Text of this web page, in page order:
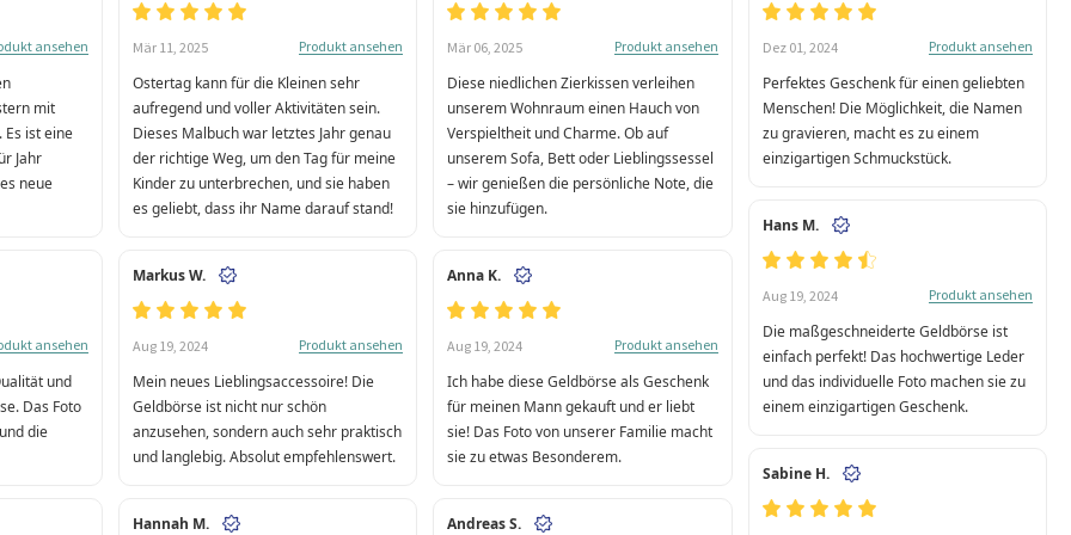
ansehen
mit
Es ist eine
Jahr
neue
Mär 11, 2025 Produkt ansehen
Ostertag kann für die Kleinen sehr
aufregend und voller Aktivitäten sein.
Dieses Malbuch war letztes Jahr genau
der richtige Weg, um den Tag für meine
Kinder zu unterbrechen, und sie haben
es geliebt, dass ihr Name darauf stand!
Mär 06, 2025 Produkt ansehen
Diese niedlichen Zierkissen verleihen
unserem Wohnraum einen Hauch von
Verspieltheit und Charme. Ob auf
unserem Sofa, Bett oder Lieblingssessel
– wir genießen die persönliche Note, die
sie hinzufügen.
Dez 01, 2024 Produkt ansehen
Perfektes Geschenk für einen geliebten
Menschen! Die Möglichkeit, die Namen
zu gravieren, macht es zu einem
einzigartigen Schmuckstück.
Hans M.
Aug 19, 2024 Produkt ansehen
Die maßgeschneiderte Geldbörse ist
einfach perfekt! Das hochwertige Leder
und das individuelle Foto machen sie zu
einem einzigartigen Geschenk.
ansehen
und
Das Foto
die
Markus W.
Aug 19, 2024 Produkt ansehen
Mein neues Lieblingsaccessoire! Die
Geldbörse ist nicht nur schön
anzusehen, sondern auch sehr praktisch
und langlebig. Absolut empfehlenswert.
Anna K.
Aug 19, 2024 Produkt ansehen
Ich habe diese Geldbörse als Geschenk
für meinen Mann gekauft und er liebt
sie! Das Foto von unserer Familie macht
sie zu etwas Besonderem.
Sabine H.
Hannah M. Andreas S.